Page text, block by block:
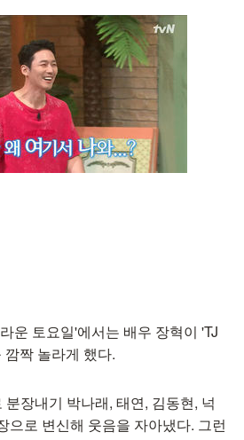
운 토요일'에서는 배우 장혁이 'TJ
짝 놀라게 했다.
장내기 박나래, 태연, 김동현, 넉
으로 변신해 웃음을 자아냈다. 그런